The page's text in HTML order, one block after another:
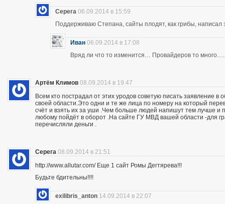
Серега 06.09.2014 в 15:59
Поддерживаю Степана, сайты плодят, как грибы,
Иван 06.09.2014 в 17:08
Вряд ли что то изменится… Провайдеров то много….
Артём Климов 08.09.2014 в 19:47
Всем кто пострадал от этих уродов советую писать заявление
своей области.Это одни и те же лица по номеру на который
счёт и взять их за уши .Чем больше людей напишут тем лучше и
любому пойдёт в оборот .На сайте ГУ МВД вашей области -для
перечисляли деньги .
Серега 08.09.2014 в 21:51
http://www.allutar.com/ Еще 1 сайт Ромы Дегтярева!!!
Будьте бдительны!!!!
exilibris_anton 14.09.2014 в 22:07